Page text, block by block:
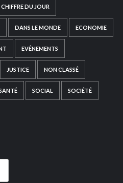
CHIFFRE DU JOUR
DANS LE MONDE ECONOMIE
EVÉNEMENTS
JUSTICE NON CLASSÉ
SOCIAL SOCIÉTÉ